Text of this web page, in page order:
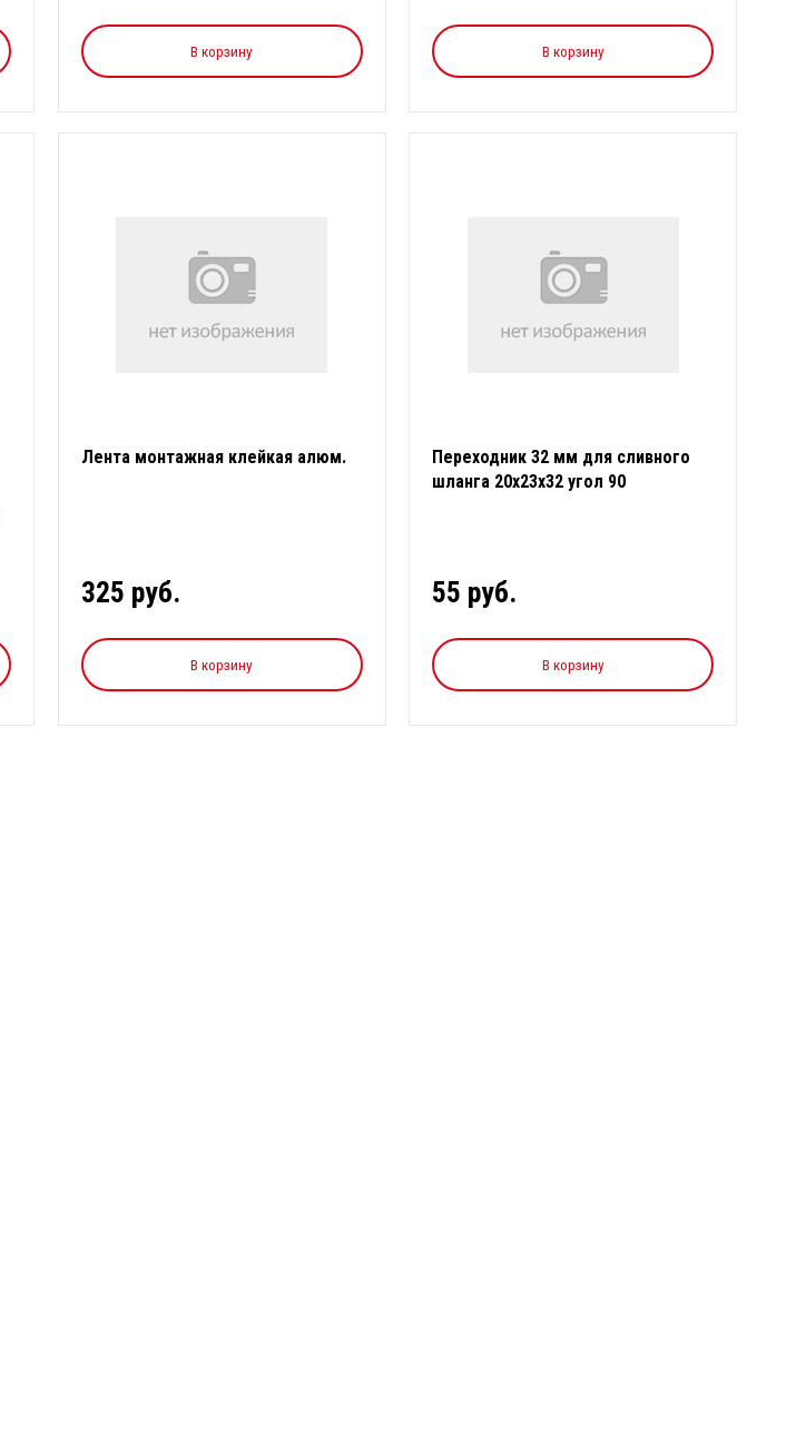
В корзину В корзину
Лента монтажная клейкая алюм.
325 руб.
В корзину
Переходник 32 мм для сливного
шланга 20х23х32 угол 90
55 руб.
В корзину